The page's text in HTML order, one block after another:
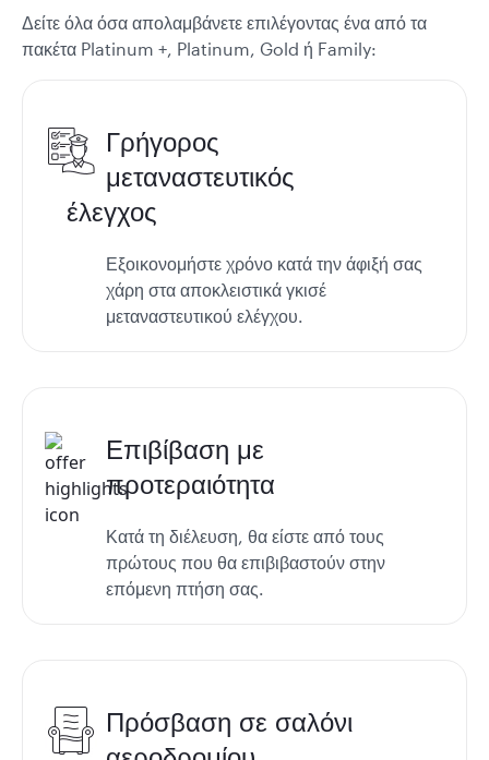
Δείτε όλα όσα απολαμβάνετε επιλέγοντας ένα από τα
πακέτα Platinum +, Platinum, Gold ή Family:
Γρήγορος
μεταναστευτικός
έλεγχος
Εξοικονομήστε χρόνο κατά την άφιξή σας
χάρη στα αποκλειστικά γκισέ
μεταναστευτικού ελέγχου.
Επιβίβαση με
προτεραιότητα
Κατά τη διέλευση, θα είστε από τους
πρώτους που θα επιβιβαστούν στην
επόμενη πτήση σας.
Πρόσβαση σε σαλόνι